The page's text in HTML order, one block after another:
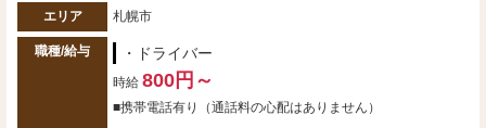
エリア 札幌市
職種/給与 ・ドライバー
時給 800円～
■携帯電話有り（通話料の心配はありません）